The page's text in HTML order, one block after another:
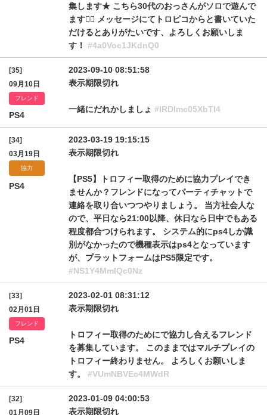
集します★ こちら30代のおっさんがソロで遊んで
ます🙇‍♂️ メッセージにてトロピコからと書いていた
だけるとありがたいです、よろしくお願いしま
す！ #4a0Voc1JKdnQ0
[35]
09月10日
フレンド
PS4
2023-09-10 08:51:58
表示期限切れ
一緒にだれかしましょ #IRDlmc05XbTI4
[34]
03月19日
協力
PS4
2023-03-19 19:15:15
表示期限切れ
【PS5】トロフィー取得のために協力プレイでき
ませんか？フレンドになってパーティチャットで
連絡を取り合いつつやりましょう。 当方社会人な
ので、平日なら21:00以降、休日なら日中でもある
程度都合つけられます。 システム的にps4しか識
別がなかったので機種表示はps4となっています
が、プラットフォームはPS5限定です。
#NS1Y4MmlQc0Nz
[33]
02月01日
フレンド
PS4
2023-02-01 08:31:12
表示期限切れ
トロフィー取得のためにで協力し合えるフレンド
を募集しています。 このままではマルチプレイの
トロフィー終わりません。 よろしくお願いしま
す。 #VUmNBVEc4MWdR
[32]
01月09日
2023-01-09 04:00:53
表示期限切れ